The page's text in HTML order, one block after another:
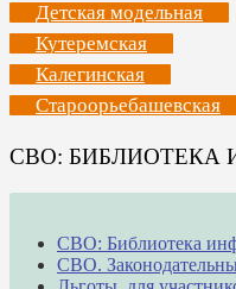
Детская модельная
Кутеремская
Калегинская
Староорьебашевская
СВО: БИБЛИОТЕКА
СВО: Библиотека
СВО.